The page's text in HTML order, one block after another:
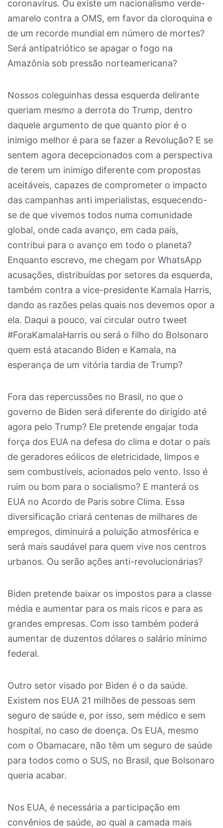
coronavírus. Ou existe um nacionalismo verde-
amarelo contra a OMS, em favor da cloroquina e
de um recorde mundial em número de mortes?
Será antipatriótico se apagar o fogo na
Amazônia sob pressão norteamericana?
Nossos coleguinhas dessa esquerda delirante
queriam mesmo a derrota do Trump, dentro
daquele argumento de que quanto pior é o
inimigo melhor é para se fazer a Revolução? E se
sentem agora decepcionados com a perspectiva
de terem um inimigo diferente com propostas
aceitáveis, capazes de comprometer o impacto
das campanhas anti imperialistas, esquecendo-
se de que vivemos todos numa comunidade
global, onde cada avanço, em cada país,
contribui para o avanço em todo o planeta?
Enquanto escrevo, me chegam por WhatsApp
acusações, distribuídas por setores da esquerda,
também contra a vice-presidente Kamala Harris,
dando as razões pelas quais nos devemos opor a
ela. Daqui a pouco, vai circular outro tweet
#ForaKamalaHarris ou será o filho do Bolsonaro
quem está atacando Biden e Kamala, na
esperança de um vitória tardia de Trump?
Fora das repercussões no Brasil, no que o
governo de Biden será diferente do dirigido até
agora pelo Trump? Ele pretende engajar toda
força dos EUA na defesa do clima e dotar o país
de geradores eólicos de eletricidade, limpos e
sem combustíveis, acionados pelo vento. Isso é
ruim ou bom para o socialismo? E manterá os
EUA no Acordo de Paris sobre Clima. Essa
diversificação criará centenas de milhares de
empregos, diminuirá a poluição atmosférica e
será mais saudável para quem vive nos centros
urbanos. Ou serão ações anti-revolucionárias?
Biden pretende baixar os impostos para a classe
média e aumentar para os mais ricos e para as
grandes empresas. Com isso também poderá
aumentar de duzentos dólares o salário mínimo
federal.
Outro setor visado por Biden é o da saúde.
Existem nos EUA 21 milhões de pessoas sem
seguro de saúde e, por isso, sem médico e sem
hospital, no caso de doença. Os EUA, mesmo
com o Obamacare, não têm um seguro de saúde
para todos como o SUS, no Brasil, que Bolsonaro
queria acabar.
Nos EUA, é necessária a participação em
convênios de saúde, ao qual a camada mais